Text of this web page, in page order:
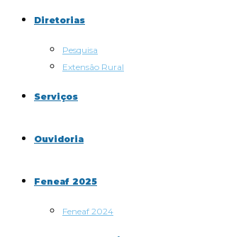
Diretorias
Pesquisa
Extensão Rural
Serviços
Ouvidoria
Feneaf 2025
Feneaf 2024